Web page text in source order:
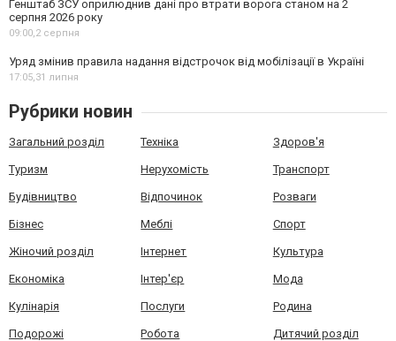
Генштаб ЗСУ оприлюднив дані про втрати ворога станом на 2
серпня 2026 року
09:00,2 серпня
Уряд змінив правила надання відстрочок від мобілізації в Україні
17:05,31 липня
Рубрики новин
Загальний розділ Техніка Здоров'я
Туризм Нерухомість Транспорт
Будівництво Відпочинок Розваги
Бізнес Меблі Спорт
Жіночий розділ Інтернет Культура
Економіка Інтер'єр Мода
Кулінарія Послуги Родина
Подорожі Робота Дитячий розділ